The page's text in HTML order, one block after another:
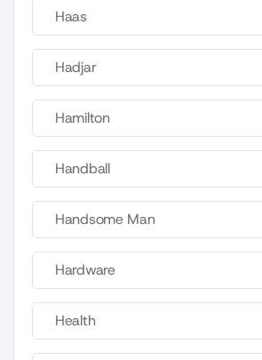
Haas
Hadjar
Hamilton
Handball
Handsome Man
Hardware
Health